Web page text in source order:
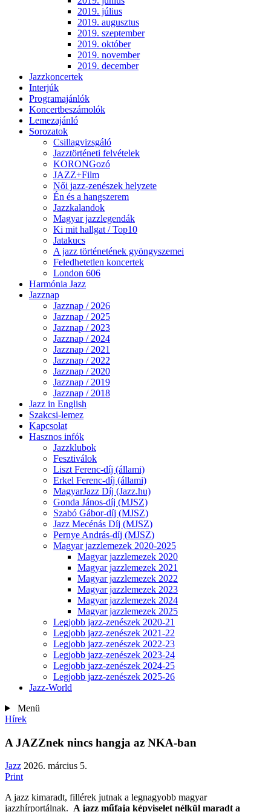
2019. július
2019. augusztus
2019. szeptember
2019. október
2019. november
2019. december
Jazzkoncertek
Interjúk
Programajánlók
Koncertbeszámolók
Lemezajánló
Sorozatok
Csillagvizsgáló
Jazztörténeti felvételek
KORONGozó
JAZZ+Film
Női jazz-zenészek helyzete
Én és a hangszerem
Jazzkalandok
Magyar jazzlegendák
Ki mit hallgat / Top10
Jatakucs
A jazz történetének gyöngyszemei
Feledhetetlen koncertek
London 606
Harmónia Jazz
Jazznap
Jazznap / 2026
Jazznap / 2025
Jazznap / 2023
Jazznap / 2024
Jazznap / 2021
Jazznap / 2022
Jazznap / 2020
Jazznap / 2019
Jazznap / 2018
Jazz in English
Szakcsi-lemez
Kapcsolat
Hasznos infók
Jazzklubok
Fesztiválok
Liszt Ferenc-díj (állami)
Erkel Ferenc-díj (állami)
MagyarJazz Díj (Jazz.hu)
Gonda János-díj (MJSZ)
Szabó Gábor-díj (MJSZ)
Jazz Mecénás Díj (MJSZ)
Pernye András-díj (MJSZ)
Magyar jazzlemezek 2020-2025
Magyar jazzlemezek 2020
Magyar jazzlemezek 2021
Magyar jazzlemezek 2022
Magyar jazzlemezek 2023
Magyar jazzlemezek 2024
Magyar jazzlemezek 2025
Legjobb jazz-zenészek 2020-21
Legjobb jazz-zenészek 2021-22
Legjobb jazz-zenészek 2022-23
Legjobb jazz-zenészek 2023-24
Legjobb jazz-zenészek 2024-25
Legjobb jazz-zenészek 2025-26
Jazz-World
Menü
Hírek
A JAZZnek nincs hangja az NKA-ban
Jazz 2026. március 5.
Print
A jazz kimaradt, fillérek jutnak a legnagyobb magyar
jazzhírportálnak. A jazz műfaja képviselet nélkül maradt a